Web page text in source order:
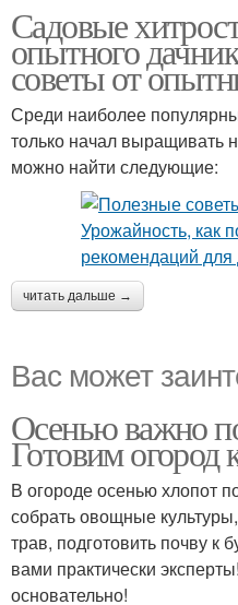
Садовые
опытного
советы от
Среди наиболее
только начал выращивать
можно найти следующие:
читать дальше →
Вас может
Осенью важно
Готовим огород
В огороде осенью хлопот
собрать овощные
трав, подготовить почву к
вами практически
основательно!